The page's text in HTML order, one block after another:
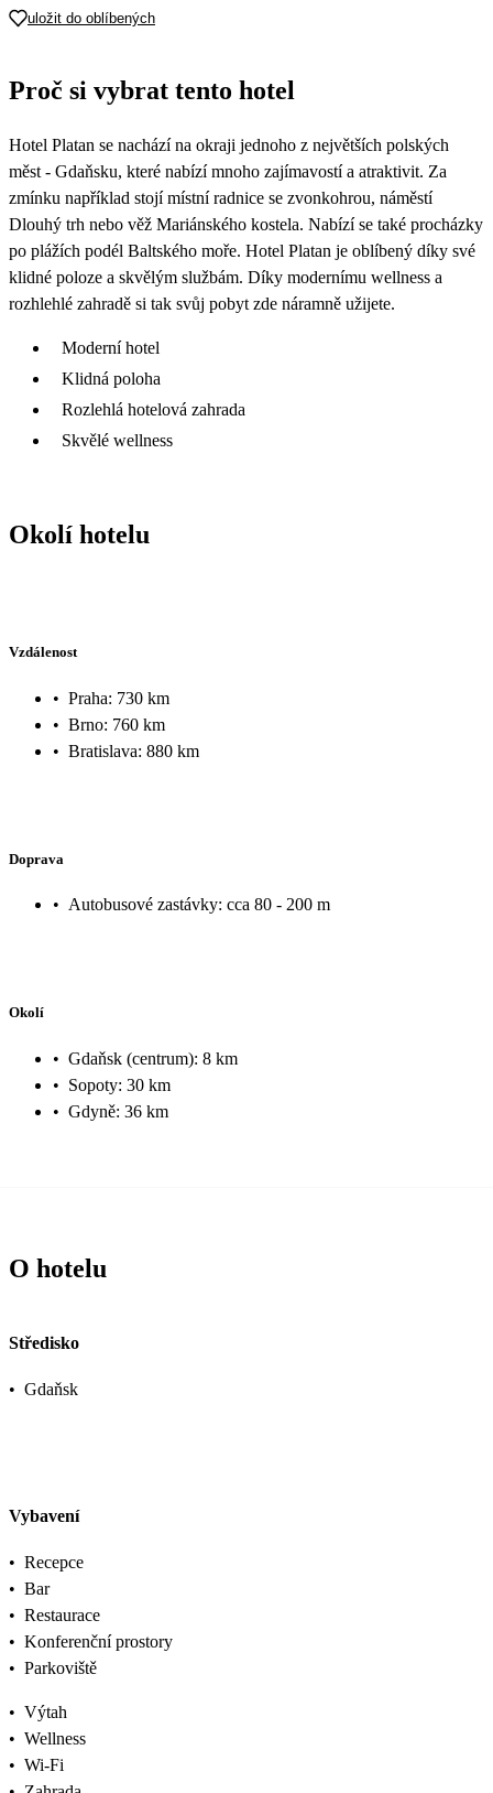
21
2 499
22
2 499
2 779 2 779 3 539 3 429
uložit do oblíbených
Proč si vybrat tento hotel
Hotel Platan se nachází na okraji jednoho z největších polských
měst - Gdaňsku, které nabízí mnoho zajímavostí a atraktivit. Za
zmínku například stojí místní radnice se zvonkohrou, náměstí
Dlouhý trh nebo věž Mariánského kostela. Nabízí se také procházky
po plážích podél Baltského moře. Hotel Platan je oblíbený díky své
klidné poloze a skvělým službám. Díky modernímu wellness a
rozhlehlé zahradě si tak svůj pobyt zde náramně užijete.
Moderní hotel
Klidná poloha
Rozlehlá hotelová zahrada
Skvělé wellness
Okolí hotelu
Vzdálenost
• Praha: 730 km
• Brno: 760 km
• Bratislava: 880 km
Doprava
• Autobusové zastávky: cca 80 - 200 m
Okolí
• Gdaňsk (centrum): 8 km
• Sopoty: 30 km
• Gdyně: 36 km
O hotelu
Středisko
• Gdaňsk
Vybavení
• Recepce
• Bar
• Restaurace
• Konferenční prostory
• Parkoviště
• Výtah
• Wellness
• Wi-Fi